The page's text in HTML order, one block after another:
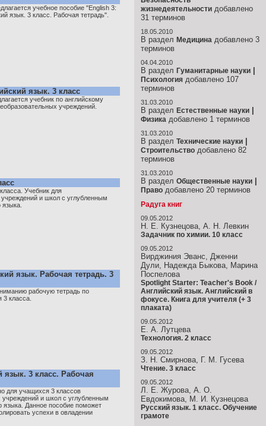
учебное пособие "English 3:
язык. 3 класс. Рабочая тетрадь".
язык. 3 класс
учебник по английскому
учреждений.
Учебник для
и школ с углубленным
языка.
язык. Рабочая тетрадь. 3
рабочую тетрадь по
3 класса.
язык. 3 класс. Рабочая
для учащихся 3 классов
и школ с углубленным
языка. Данное пособие поможет
успехи в овладении
жизнедеятельности добавлено
31 терминов
18.05.2010
В раздел Медицина добавлено 3
терминов
04.04.2010
В раздел Гуманитарные науки
Психология добавлено 107
терминов
31.03.2010
В раздел Естественные науки
Физика добавлено 1 терминов
31.03.2010
В раздел Технические науки
Строительство добавлено 82
терминов
31.03.2010
В раздел Общественные науки
Право добавлено 20 терминов
Радуга книг
09.05.2012
Н. Е. Кузнецова, А. Н. Левкин
Задачник по химии. 10 класс
09.05.2012
Вирджиния Эванс, Дженни
Дули, Надежда Быкова, Марина
Поспелова
Spotlight Starter: Teacher's Book /
Английский язык. Английский в
фокусе. Книга для учителя (+ 3
плаката)
09.05.2012
Е. А. Лутцева
Технология. 2 класс
09.05.2012
З. Н. Смирнова, Г. М. Гусева
Чтение. 3 класс
09.05.2012
Л. Е. Журова, А. О.
Евдокимова, М. И. Кузнецова
Русский язык. 1 класс. Обучение
грамоте